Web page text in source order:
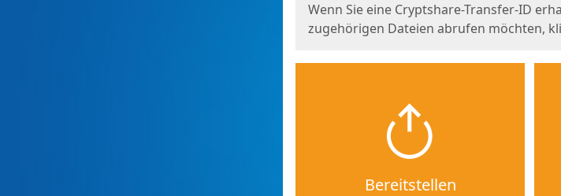
Wenn Sie eine Cryptshare-Transfer-ID
zugehörigen Dateien abrufen möchten,
Bereitstellen